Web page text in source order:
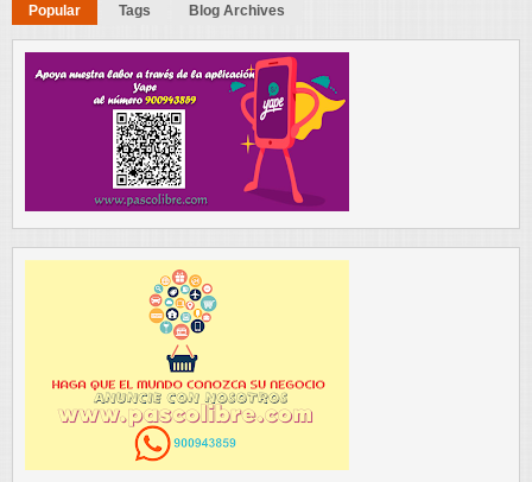
Popular Tags Blog Archives